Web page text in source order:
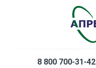
8 800 700-31-42